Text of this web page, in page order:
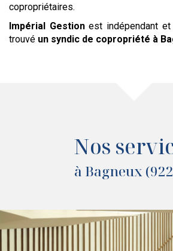
copropriétaires.
Impérial Gestionest indépendant
trouvé un syndic de copropriété à
Nos
à Bagneux